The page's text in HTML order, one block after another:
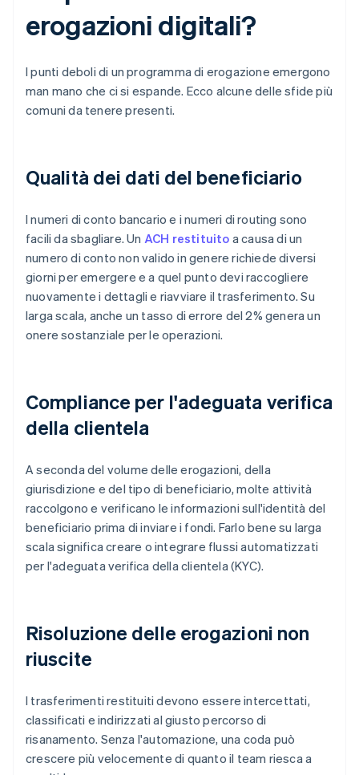
erogazioni digitali?
I punti deboli di un programma di erogazione emergono
man mano che ci si espande. Ecco alcune delle sfide più
comuni da tenere presenti.
Qualità dei dati del beneficiario
I numeri di conto bancario e i numeri di routing sono
facili da sbagliare. Un ACH restituito a causa di un
numero di conto non valido in genere richiede diversi
giorni per emergere e a quel punto devi raccogliere
nuovamente i dettagli e riavviare il trasferimento. Su
larga scala, anche un tasso di errore del 2% genera un
onere sostanziale per le operazioni.
Compliance per l'adeguata verifica
della clientela
A seconda del volume delle erogazioni, della
giurisdizione e del tipo di beneficiario, molte attività
raccolgono e verificano le informazioni sull'identità del
beneficiario prima di inviare i fondi. Farlo bene su larga
scala significa creare o integrare flussi automatizzati
per l'adeguata verifica della clientela (KYC).
Risoluzione delle erogazioni non
riuscite
I trasferimenti restituiti devono essere intercettati,
classificati e indirizzati al giusto percorso di
risanamento. Senza l'automazione, una coda può
crescere più velocemente di quanto il team riesca a